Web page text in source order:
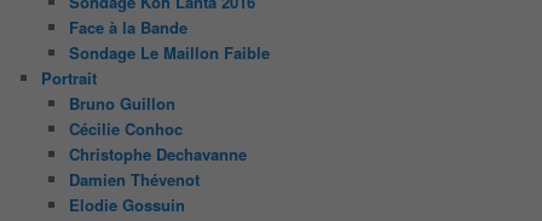
Face à la Bande
Sondage Le Maillon Faible
Portrait
Bruno Guillon
Cécilie Conhoc
Christophe Dechavanne
Damien Thévenot
Elodie Gossuin